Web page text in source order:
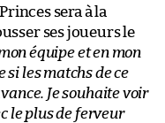
sera à la
ses joueurs le
équipe et en mon
si les matchs de ce
Je souhaite voir
le plus de ferveur